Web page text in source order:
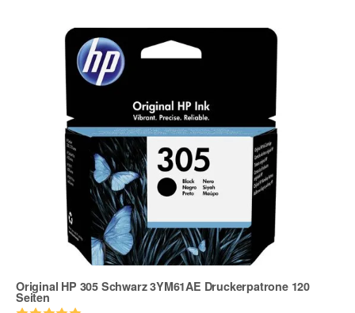
Original HP 305 Schwarz 3YM61AE Druckerpatrone 120
Seiten